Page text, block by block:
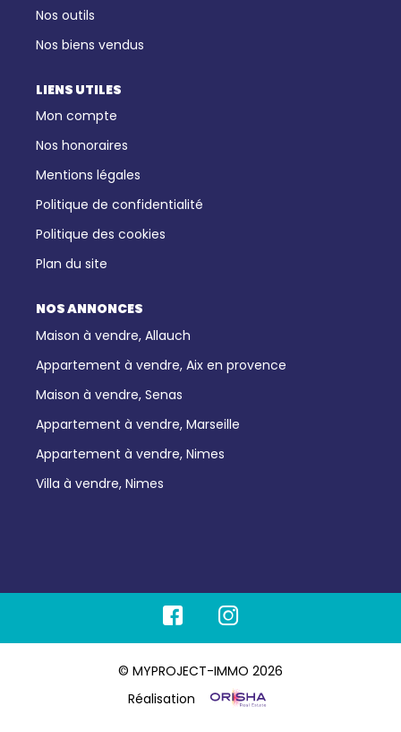
Nos outils
Nos biens vendus
LIENS UTILES
Mon compte
Nos honoraires
Mentions légales
Politique de confidentialité
Politique des cookies
Plan du site
NOS ANNONCES
Maison à vendre, Allauch
Appartement à vendre, Aix en provence
Maison à vendre, Senas
Appartement à vendre, Marseille
Appartement à vendre, Nimes
Villa à vendre, Nimes
© MYPROJECT-IMMO 2026
Réalisation